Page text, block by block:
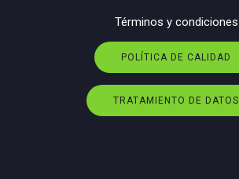
Términos y condiciones
POLÍTICA DE CALIDAD
TRATAMIENTO DE DATOS